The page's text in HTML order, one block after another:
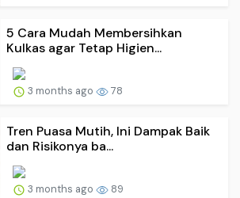
5 Cara Mudah Membersihkan
Kulkas agar Tetap Higien...
3 months ago 78
Tren Puasa Mutih, Ini Dampak Baik
dan Risikonya ba...
3 months ago 89